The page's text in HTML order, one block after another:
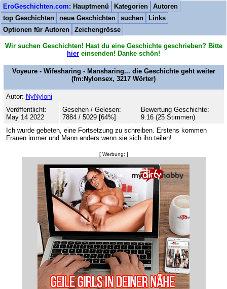
EroGeschichten.com: Hauptmenü Kategorien
Autoren
top Geschichten
neue Geschichten suchen
Links
Optionen für Autoren
Zeichengrösse
Wir suchen Geschichten! Hast du eine Geschichte geschrieben? Bitte
hier einsenden! Danke schön!
Voyeure - Wifesharing - Mansharing... die Geschichte geht weiter
(fm:Nylonsex, 3217 Wörter)
Autor: NyNyloni
Veröffentlicht:
May 14 2022
Gesehen / Gelesen:
7884 / 5029 [64%]
Bewertung Geschichte:
9.16 (25 Stimmen)
Ich wurde gebeten, eine Fortsetzung zu schreiben. Erstens kommen
Frauen immer und Mann anders wenn sie sich ihn teilen!
[ Werbung: ]